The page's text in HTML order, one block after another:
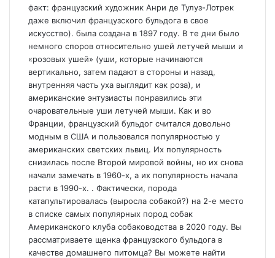
факт: французский художник Анри де Тулуз-Лотрек
даже включил французского бульдога в свое
искусство). была создана в 1897 году. В те дни было
немного споров относительно ушей летучей мыши и
«розовых ушей» (уши, которые начинаются
вертикально, затем падают в стороны и назад,
внутренняя часть уха выглядит как роза), и
американские энтузиасты понравились эти
очаровательные уши летучей мыши. Как и во
Франции, французский бульдог считался довольно
модным в США и пользовался популярностью у
американских светских львиц. Их популярность
снизилась после Второй мировой войны, но их снова
начали замечать в 1960-х, а их популярность начала
расти в 1990-х. . Фактически, порода
катапультировалась (выросла собакой?) на 2-е место
в списке самых популярных пород собак
Американского клуба собаководства в 2020 году. Вы
рассматриваете щенка французского бульдога в
качестве домашнего питомца? Вы можете найти